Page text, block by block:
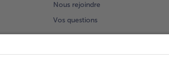
Nous rejoindre
Vos questions